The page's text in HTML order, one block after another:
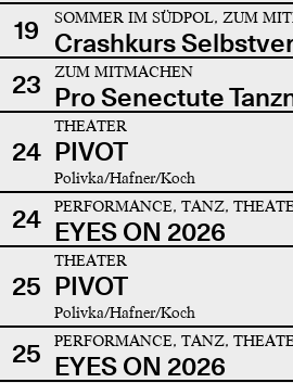
19 SOMMER IM SÜDPOL, ZUM
Crashkurs
23
ZUM MITMACHEN
Pro Senectute
24
THEATER
PIVOT
Polivka/Hafner/Koch
24 PERFORMANCE, TANZ,
EYES ON 2026
25
THEATER
PIVOT
Polivka/Hafner/Koch
25 PERFORMANCE, TANZ,
EYES ON 2026